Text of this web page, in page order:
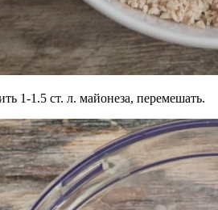
1-1.5 ст. л. майонеза, перемешать.